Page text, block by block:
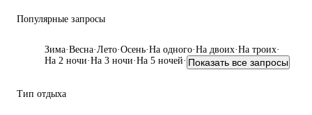
Популярные запросы
Зима·Весна·Лето·Осень·На одного·На двоих·На троих·
На 2 ночи·На 3 ночи·На 5 ночей· Показать все запросы
Тип отдыха